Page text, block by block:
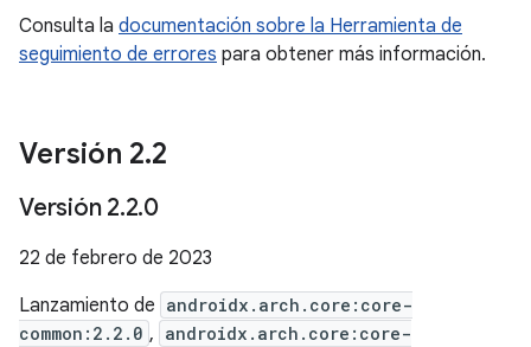
Consulta la documentación sobre la Herramienta de
seguimiento de errores para obtener más información.
Versión 2.2
Versión 2.2.0
22 de febrero de 2023
Lanzamiento de androidx.arch.core:core-
common:2.2.0 , androidx.arch.core:core-